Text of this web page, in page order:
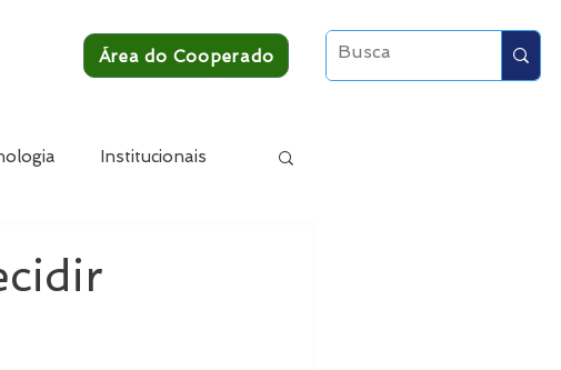
Área do Cooperado
Institucionais